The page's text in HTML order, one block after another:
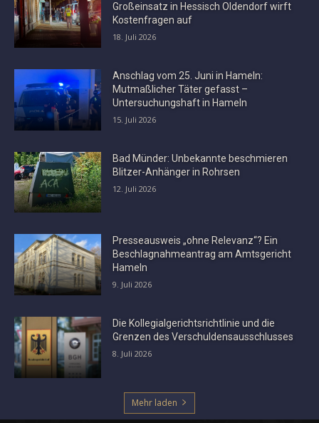
Großeinsatz in Hessisch Oldendorf wirft
Kostenfragen auf
18. Juli 2026
Anschlag vom 25. Juni in Hameln:
Mutmaßlicher Täter gefasst –
Untersuchungshaft in Hameln
15. Juli 2026
Bad Münder: Unbekannte beschmieren
Blitzer-Anhänger in Rohrsen
12. Juli 2026
Presseausweis „ohne Relevanz“? Ein
Beschlagnahmeantrag am Amtsgericht
Hameln
9. Juli 2026
Die Kollegialgerichtsrichtlinie und die
Grenzen des Verschuldensausschlusses
8. Juli 2026
Mehr laden